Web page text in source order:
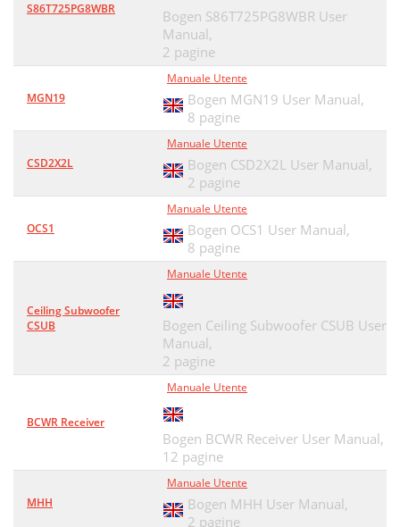
S86T725PG8WBR
Bogen S86T725PG8WBR User
Manual,
2 pagine
MGN19
Manuale Utente
Bogen MGN19 User Manual,
8 pagine
CSD2X2L
Manuale Utente
Bogen CSD2X2L User Manual,
2 pagine
OCS1
Manuale Utente
Bogen OCS1 User Manual,
8 pagine
Ceiling Subwoofer
CSUB
Manuale Utente
Bogen Ceiling Subwoofer CSUB User
Manual,
2 pagine
BCWR Receiver
Manuale Utente
Bogen BCWR Receiver User Manual,
12 pagine
MHH
Manuale Utente
Bogen MHH User Manual,
2 pagine